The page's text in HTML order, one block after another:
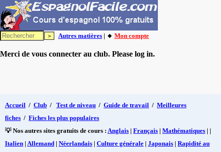
Autres matières | 🔸 Mon compte
Merci de vous connecter au club. Please log in.
Accueil / Club / Test de niveau / Guide de travail / Meilleures
fiches / Fiches les plus populaires
💡 Nos autres sites gratuits de cours : Anglais | Français | Mathématiques | |
Italien | Allemand | Néerlandais | Culture générale | Japonais | Rapidité au